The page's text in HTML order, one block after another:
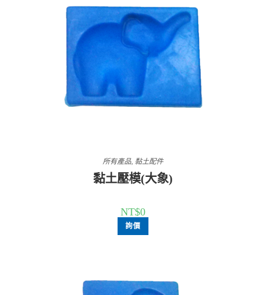
所有產品 黏土配件
黏土壓模(大象)
NT$0
詢價